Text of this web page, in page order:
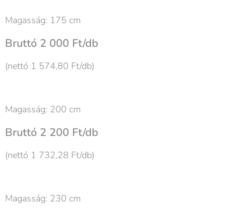
Magasság: 175 cm
Bruttó 2 000 Ft/db
(nettó 1 574,80 Ft/db)
Magasság: 200 cm
Bruttó 2 200 Ft/db
(nettó 1 732,28 Ft/db)
Magasság: 230 cm